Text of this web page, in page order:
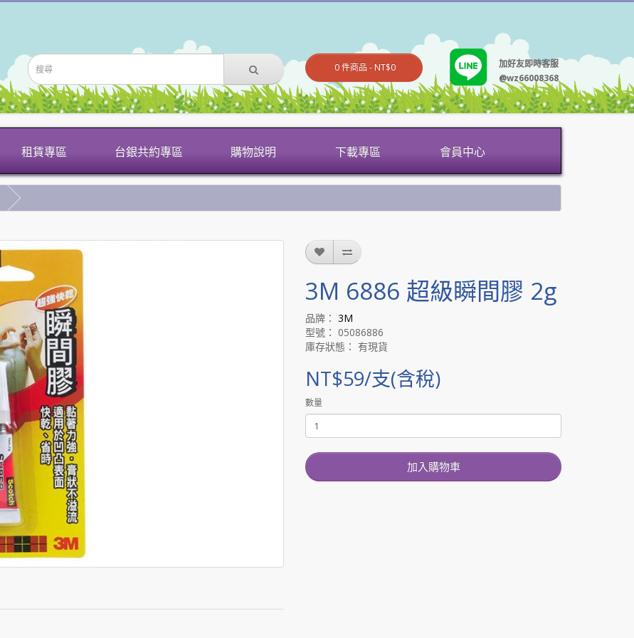
0 件商品 - NT$0
加好友即時客服
@wz66008368
租賃專區 台銀共約專區 購物說明 下載專區 會員中心
3M 6886 超級瞬間膠 2g
品牌： 3M
型號： 05086886
庫存狀態： 有現貨
NT$59/支(含稅)
數量
加入購物車